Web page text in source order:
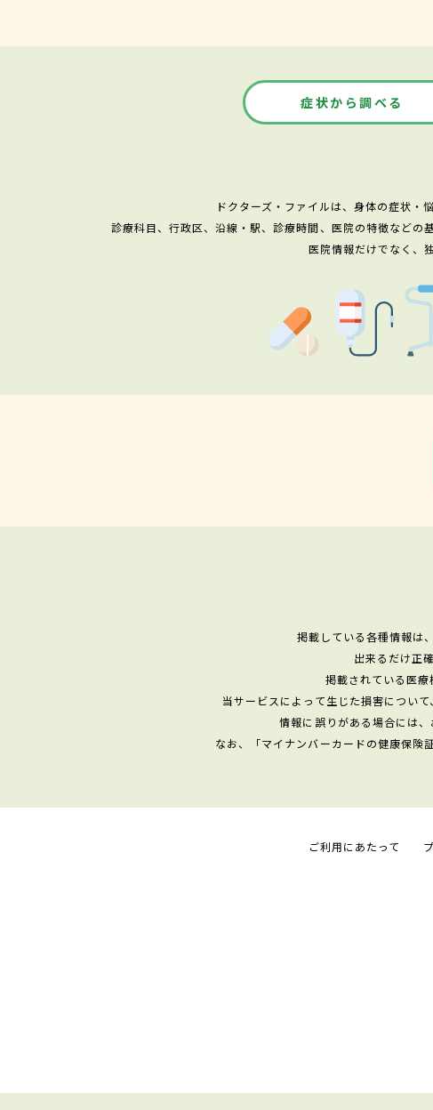
症状から調べる
ドクターズ・ファイルは、身体の症状・
診療科目、行政区、沿線・駅、診療時間、医院の特徴などの
医院情報だけでなく、
掲載している各種情報は
出来るだけ正
掲載されている医療
当サービスによって生じた損害につい
情報に誤りがある場合には
なお、「マイナンバーカードの健康保険
ご利用にあたって